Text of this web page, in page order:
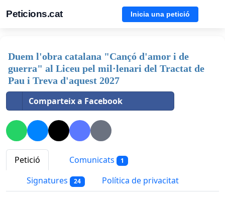
Peticions.cat Inicia una petició
Duem l'obra catalana "Cançó d'amor i de
guerra" al Liceu pel mil·lenari del Tractat de
Pau i Treva d'aquest 2027
Comparteix a Facebook
Petició Comunicats 1
Signatures 24 Política de privacitat